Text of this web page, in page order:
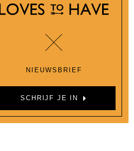
NIEUWSBRIEF
SCHRIJF JE IN